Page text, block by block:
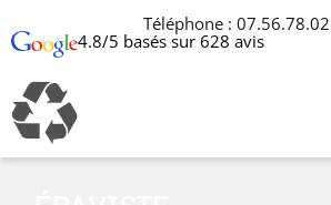
Téléphone :
4.8/5 basés sur 628 avis